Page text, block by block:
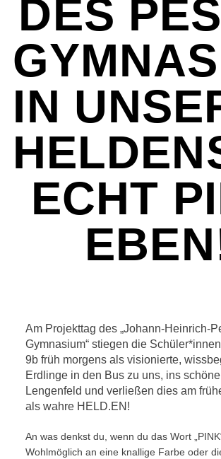
DES
IN
ECHT
Am Projekttag des „Johann-Heinrich-
Gymnasium“ stiegen die
9b früh morgens als visionierte,
Erdlinge in den Bus zu uns, ins
Lengenfeld und verließen dies am
als wahre HELD.EN!
An was denkst du, wenn du das Wort
Wohlmöglich an eine knallige Farbe oder